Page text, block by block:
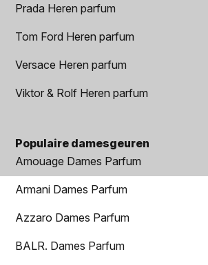
Prada Heren parfum
Tom Ford Heren parfum
Versace Heren parfum
Viktor & Rolf Heren parfum
Populaire damesgeuren
Amouage Dames Parfum
Armani Dames Parfum
Azzaro Dames Parfum
BALR. Dames Parfum